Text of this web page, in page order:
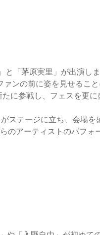
「茅原実里」が出演しま
ンの前に姿を見せること
に参戦し、フェスを更に
ステージに立ち、会場を
のアーティストのパフォ